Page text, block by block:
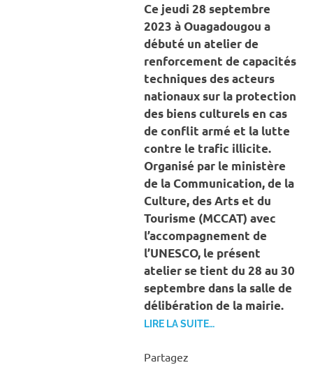
Ce jeudi 28 septembre
2023 à Ouagadougou a
débuté un atelier de
renforcement de capacités
techniques des acteurs
nationaux sur la protection
des biens culturels en cas
de conflit armé et la lutte
contre le trafic illicite.
Organisé par le ministère
de la Communication, de la
Culture, des Arts et du
Tourisme (MCCAT) avec
l’accompagnement de
l’UNESCO, le présent
atelier se tient du 28 au 30
septembre dans la salle de
délibération de la mairie.
LIRE LA SUITE…
Partagez